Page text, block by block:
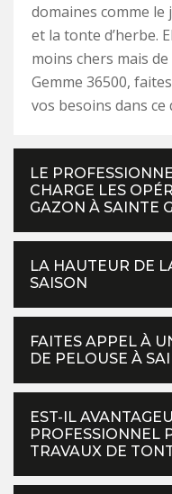
domaines comme le
et la tonte d’herbe.
moins chers mais
Gemme 36500,
vos besoins dans ce
LE
CHARGE LES
GAZON À SAINTE
LA HAUTEUR DE
SAISON
FAITES APPEL À
DE PELOUSE À
EST-IL
PROFESSIONNEL
TRAVAUX DE